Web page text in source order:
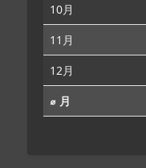
10月
11月
12月
⌀ 月